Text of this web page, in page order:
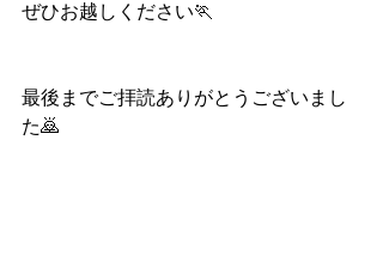
ぜひお越しください🏃
最後までご拝読ありがとうございまし
た🙇